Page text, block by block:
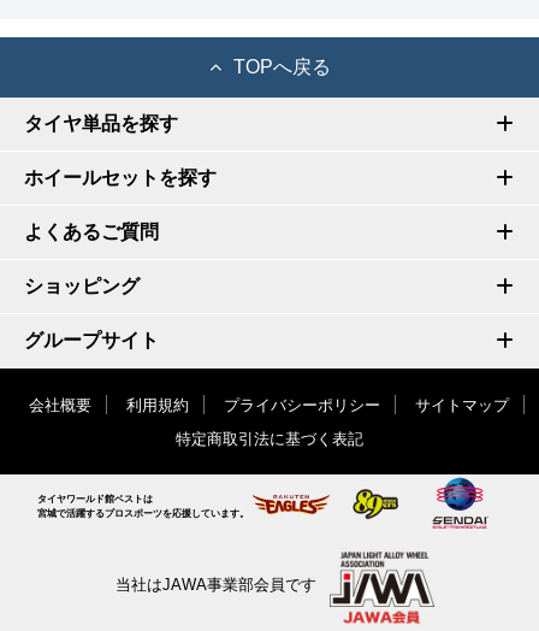
TOPへ戻る
タイヤ単品を探す
ホイールセットを探す
よくあるご質問
ショッピング
グループサイト
会社概要 利用規約 プライバシーポリシー
サイトマップ
特定商取引法に基づく表記
タイヤワールド館ベストは
宮城で活躍するプロスポーツを応援しています。
当社はJAWA事業部会員です